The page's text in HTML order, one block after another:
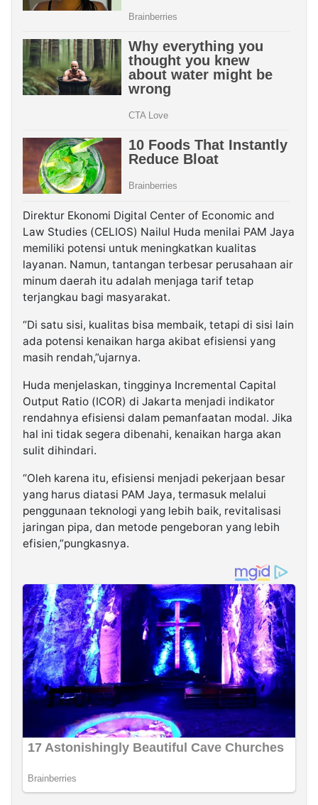
Direktur Ekonomi Digital Center of Economic and
Law Studies (CELIOS) Nailul Huda menilai PAM Jaya
memiliki potensi untuk meningkatkan kualitas
layanan. Namun, tantangan terbesar perusahaan air
minum daerah itu adalah menjaga tarif tetap
terjangkau bagi masyarakat.
“Di satu sisi, kualitas bisa membaik, tetapi di sisi lain
ada potensi kenaikan harga akibat efisiensi yang
masih rendah,”ujarnya.
Huda menjelaskan, tingginya Incremental Capital
Output Ratio (ICOR) di Jakarta menjadi indikator
rendahnya efisiensi dalam pemanfaatan modal. Jika
hal ini tidak segera dibenahi, kenaikan harga akan
sulit dihindari.
“Oleh karena itu, efisiensi menjadi pekerjaan besar
yang harus diatasi PAM Jaya, termasuk melalui
penggunaan teknologi yang lebih baik, revitalisasi
jaringan pipa, dan metode pengeboran yang lebih
efisien,”pungkasnya.